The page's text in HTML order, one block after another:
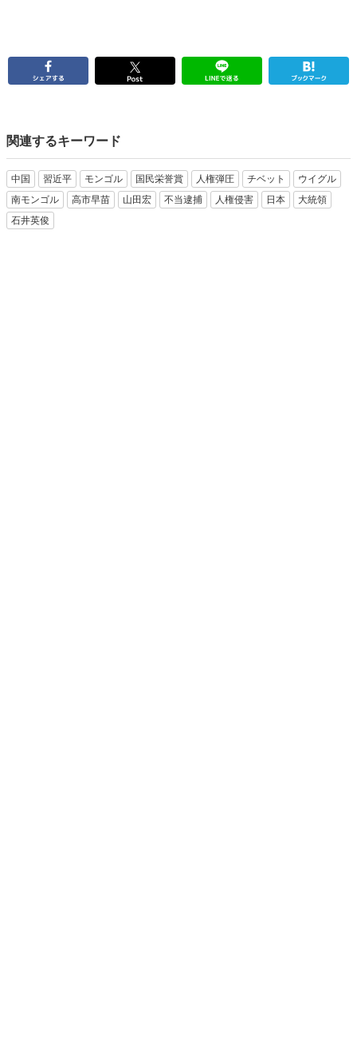
関連するキーワード
中国 習近平 モンゴル 国民栄誉賞 人権弾圧 チベット
ウイグル
南モンゴル
高市早苗 山田宏 不当逮捕 人権侵害 日本
大統領
石井英俊